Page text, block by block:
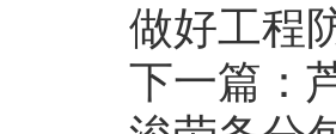
做好工程
下一篇：